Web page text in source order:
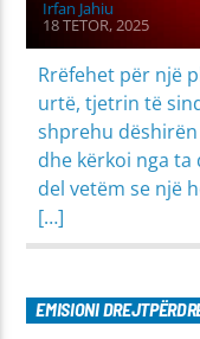
Irfan Jahiu
18 TETOR, 2025
Rrëfehet për një
urtë, tjetrin të
shprehu
dhe kërkoi nga ta
del vetëm se një
[…]
EMISIONI